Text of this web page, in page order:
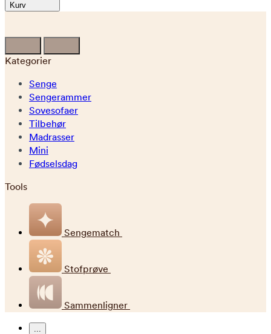
Kurv
Kategorier
Senge
Sengerammer
Sovesofaer
Tilbehør
Madrasser
Mini
Fødselsdag
Tools
Sengematch
Stofprøve
Sammenligner
...